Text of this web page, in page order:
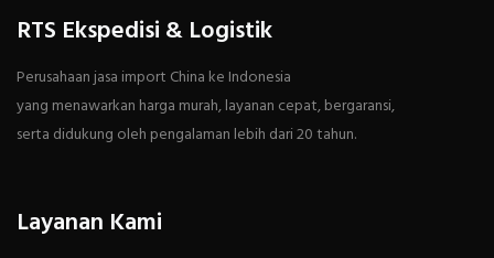
RTS Ekspedisi & Logistik
Perusahaan jasa import China ke Indonesia
yang menawarkan harga murah, layanan cepat, bergaransi,
serta didukung oleh pengalaman lebih dari 20 tahun.
Layanan Kami